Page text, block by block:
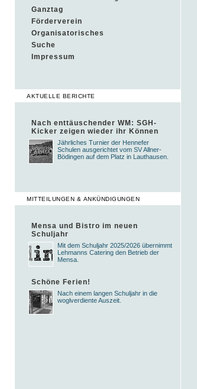
Ganztag
Förderverein
Organisatorisches
Suche
Impressum
AKTUELLE BERICHTE
Nach enttäuschender WM: SGH-
Kicker zeigen wieder ihr Können
Jährliches Turnier der Hennefer
Schulen ausgerichtet vom SV Allner-
Bödingen auf dem Platz in Lauthausen.
MITTEILUNGEN & ANKÜNDIGUNGEN
Mensa und Bistro im neuen
Schuljahr
Mit dem Schuljahr 2025/2026 übernimmt
Lehmanns Catering den Betrieb der
Mensa.
Schöne Ferien!
Nach einem langen Schuljahr in die
woglverdiente Auszeit.